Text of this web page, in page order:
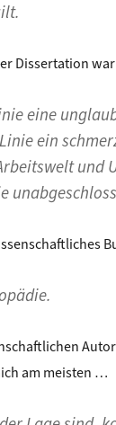
Dissertation
eine
ein
und
am meisten …